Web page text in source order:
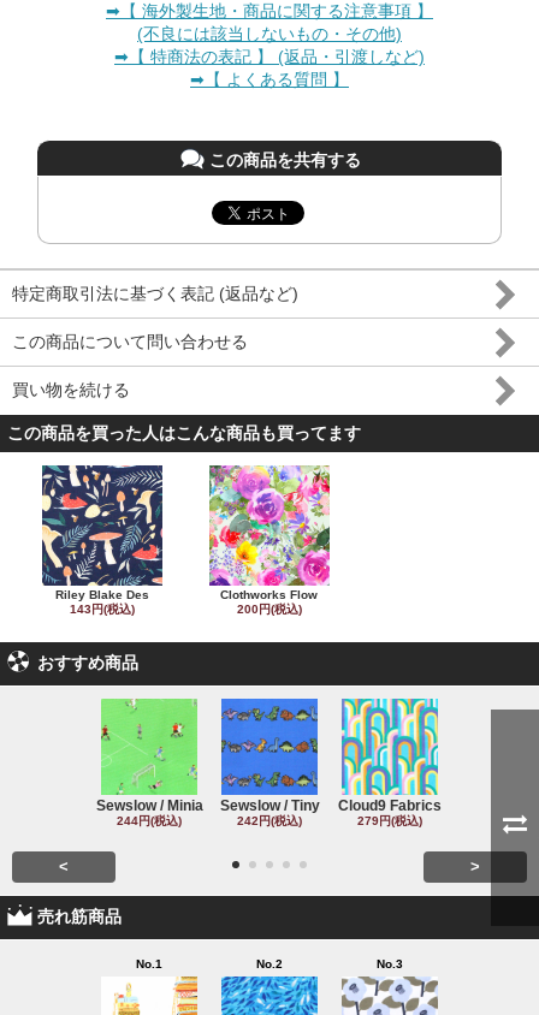
➡【 海外製生地・商品に関する注意事項 】
(不良には該当しないもの・その他)
➡【 特商法の表記 】 (返品・引渡しなど)
➡【 よくある質問 】
この商品を共有する
特定商取引法に基づく表記 (返品など)
この商品について問い合わせる
買い物を続ける
この商品を買った人はこんな商品も買ってます
Riley Blake Des
143円(税込)
Clothworks Flow
200円(税込)
おすすめ商品
Sewslow / Minia
244円(税込)
Sewslow / Tiny
242円(税込)
Cloud9 Fabrics
279円(税込) 243円(税
< >
売れ筋商品
No.1 No.2 No.3